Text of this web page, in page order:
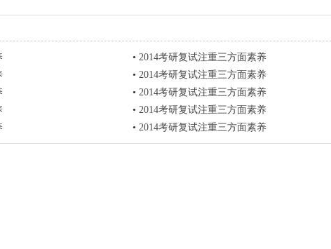
• 2014考研复试注重三方面素养
• 2014考研复试注重三方面素养
• 2014考研复试注重三方面素养
• 2014考研复试注重三方面素养
• 2014考研复试注重三方面素养